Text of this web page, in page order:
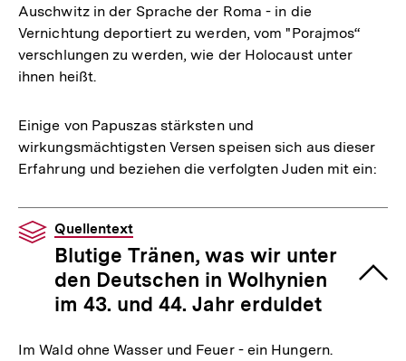
Auschwitz in der Sprache der Roma - in die
Vernichtung deportiert zu werden, vom "Porajmos“
verschlungen zu werden, wie der Holocaust unter
ihnen heißt.
Einige von Papuszas stärksten und
wirkungsmächtigsten Versen speisen sich aus dieser
Erfahrung und beziehen die verfolgten Juden mit ein:
Quellentext
Blutige Tränen, was wir unter
den Deutschen in Wolhynien
im 43. und 44. Jahr erduldet
Im Wald ohne Wasser und Feuer - ein Hungern.